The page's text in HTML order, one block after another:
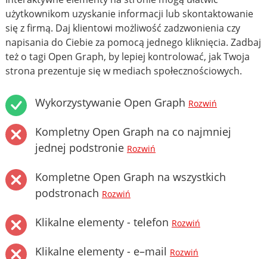
użytkownikom uzyskanie informacji lub skontaktowanie
się z firmą. Daj klientowi możliwość zadzwonienia czy
napisania do Ciebie za pomocą jednego kliknięcia. Zadbaj
też o tagi Open Graph, by lepiej kontrolować, jak Twoja
strona prezentuje się w mediach społecznościowych.
Wykorzystywanie Open Graph Rozwiń
Kompletny Open Graph na co najmniej
jednej podstronie Rozwiń
Kompletne Open Graph na wszystkich
podstronach Rozwiń
Klikalne elementy - telefon Rozwiń
Klikalne elementy - e–mail Rozwiń